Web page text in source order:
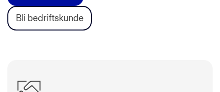
Bli bedriftskunde